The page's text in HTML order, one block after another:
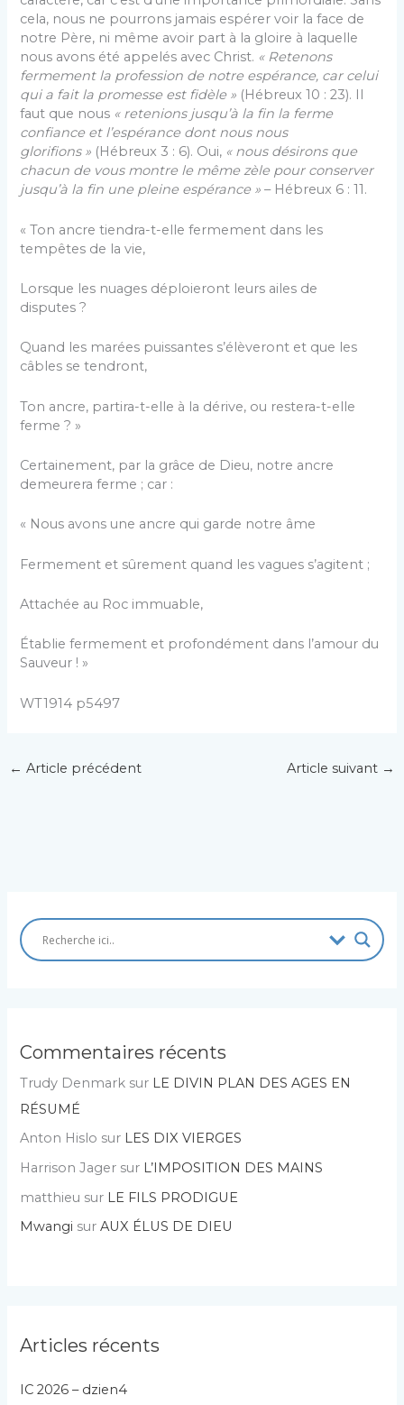
cela, nous ne pourrons jamais espérer voir la face de
notre Père, ni même avoir part à la gloire à laquelle
nous avons été appelés avec Christ. « Retenons
fermement la profession de notre espérance, car celui
qui a fait la promesse est fidèle » (Hébreux 10 : 23). Il
faut que nous « retenions jusqu’à la fin la ferme
confiance et l’espérance dont nous nous
glorifions » (Hébreux 3 : 6). Oui, « nous désirons que
chacun de vous montre le même zèle pour conserver
jusqu’à la fin une pleine espérance » – Hébreux 6 : 11.
« Ton ancre tiendra-t-elle fermement dans les
tempêtes de la vie,
Lorsque les nuages déploieront leurs ailes de
disputes ?
Quand les marées puissantes s’élèveront et que les
câbles se tendront,
Ton ancre, partira-t-elle à la dérive, ou restera-t-elle
ferme ? »
Certainement, par la grâce de Dieu, notre ancre
demeurera ferme ; car :
« Nous avons une ancre qui garde notre âme
Fermement et sûrement quand les vagues s’agitent ;
Attachée au Roc immuable,
Établie fermement et profondément dans l’amour du
Sauveur ! »
WT1914 p5497
← Article précédent Article suivant →
Commentaires récents
Trudy Denmark sur LE DIVIN PLAN DES AGES EN
RÉSUMÉ
Anton Hislo sur LES DIX VIERGES
Harrison Jager sur L’IMPOSITION DES MAINS
matthieu sur LE FILS PRODIGUE
Mwangi surAUX ÉLUS DE DIEU
Articles récents
IC 2026 – dzien4